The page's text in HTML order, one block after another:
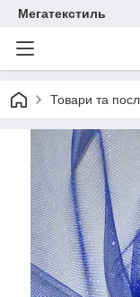
Мегатекстиль
Товари та